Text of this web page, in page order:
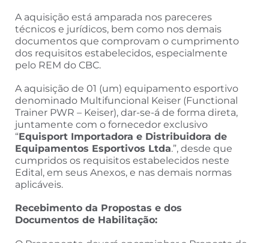
A aquisição está amparada nos pareceres
técnicos e jurídicos, bem como nos demais
documentos que comprovam o cumprimento
dos requisitos estabelecidos, especialmente
pelo REM do CBC.
A aquisição de 01 (um) equipamento esportivo
denominado Multifuncional Keiser (Functional
Trainer PWR – Keiser), dar-se-á de forma direta,
juntamente com o fornecedor exclusivo
“Equisport Importadora e Distribuidora de
Equipamentos Esportivos Ltda.”, desde que
cumpridos os requisitos estabelecidos neste
Edital, em seus Anexos, e nas demais normas
aplicáveis.
Recebimento da Propostas e dos
Documentos de Habilitação: